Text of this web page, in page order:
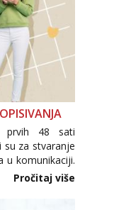
prvih 48 sati
su za stvaranje
u komunikaciji.
ili intimnih
zaslužila to
Pročitaj više